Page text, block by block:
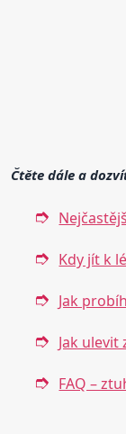
Čtěte dále a
Kdy jít k
Jak
Jak
FAQ –